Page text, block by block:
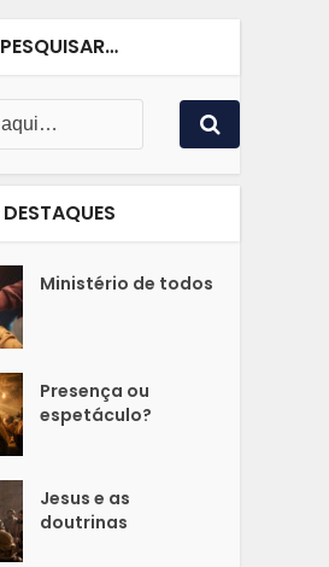
PESQUISAR…
DESTAQUES
Ministério de todos
Presença ou
espetáculo?
Jesus e as
doutrinas